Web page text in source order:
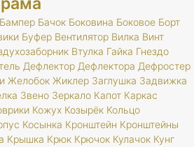
Бампер Бачок Боковина Боковое Борт
Буфер Вентилятор Вилка Винт
Втулка Гайка Гнездо
Дефлектор Дефлектора Дефростер
Желобок Жиклер Заглушка Задвижка
Звено Зеркало Капот Каркас
Кожух Козырёк Кольцо
Косынка Кронштейн Кронштейны
Крышка Крюк Крючок Кулачок Кунг